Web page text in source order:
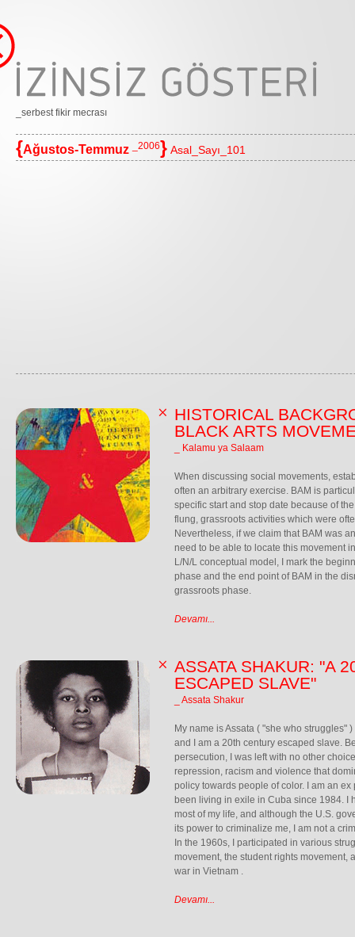
_serbest fikir mecrası
{Ağustos-Temmuz _2006} Asal_Sayı_101
HISTORICAL
BLACK ARTS
_ Kalamu ya Salaam
When discussing social movements,
often an arbitrary exercise. BAM is
specific start and stop date because of
flung, grassroots activities which were
Nevertheless, if we claim that BAM was
need to be able to locate this movement
L/N/L conceptual model, I mark the
phase and the end point of BAM in the
grassroots phase.
Devamı...
ASSATA SHAKUR: "A
ESCAPED SLAVE"
_ Assata Shakur
My name is Assata ( "she who struggles"
and I am a 20th century escaped slave.
persecution, I was left with no other
repression, racism and violence that
policy towards people of color. I am an
been living in exile in Cuba since 1984. I
most of my life, and although the U.S.
its power to criminalize me, I am not a
In the 1960s, I participated in various
movement, the student rights movement,
war in Vietnam .
Devamı...